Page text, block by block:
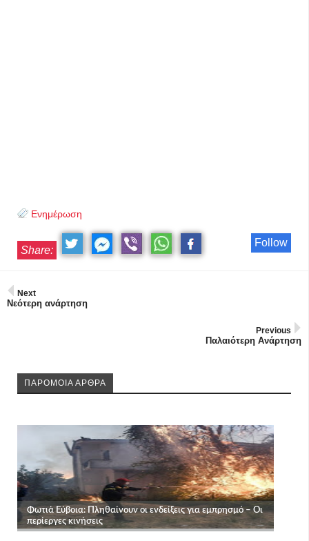
Ενημέρωση
Follow
Share:
Next
Νεότερη ανάρτηση
Previous
Παλαιότερη Ανάρτηση
ΠΑΡΟΜΟΙΑ ΑΡΘΡΑ